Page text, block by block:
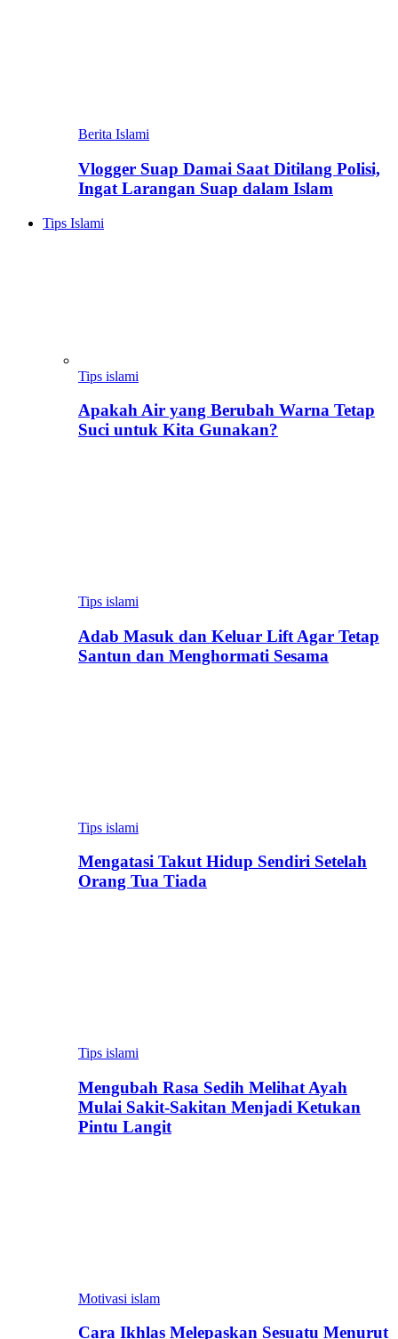
Berita Islami
Vlogger Suap Damai Saat Ditilang Polisi,
Ingat Larangan Suap dalam Islam
Tips Islami
Tips islami
Apakah Air yang Berubah Warna Tetap
Suci untuk Kita Gunakan?
Tips islami
Adab Masuk dan Keluar Lift Agar Tetap
Santun dan Menghormati Sesama
Tips islami
Mengatasi Takut Hidup Sendiri Setelah
Orang Tua Tiada
Tips islami
Mengubah Rasa Sedih Melihat Ayah
Mulai Sakit-Sakitan Menjadi Ketukan
Pintu Langit
Motivasi islam
Cara Ikhlas Melepaskan Sesuatu Menurut